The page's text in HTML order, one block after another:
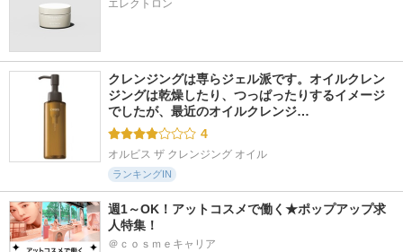
エレクトロン
クレンジングは専らジェル派です。オイルクレン
ジングは乾燥したり、つっぱったりするイメージ
でしたが、最近のオイルクレンジ…
4
オルビス ザ クレンジング オイル
ランキングIN
週1～OK！アットコスメで働く★ポップアップ求
人特集！
＠ｃｏｓｍｅキャリア